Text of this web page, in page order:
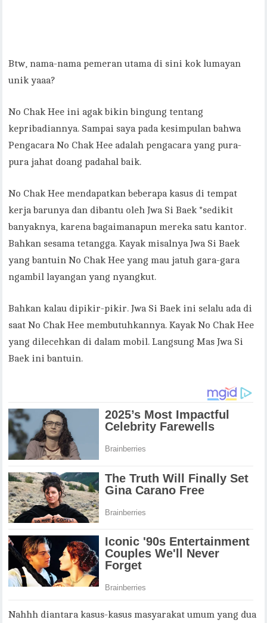
Btw, nama-nama pemeran utama di sini kok lumayan
unik yaaa?
No Chak Hee ini agak bikin bingung tentang
kepribadiannya. Sampai saya pada kesimpulan bahwa
Pengacara No Chak Hee adalah pengacara yang pura-
pura jahat doang padahal baik.
No Chak Hee mendapatkan beberapa kasus di tempat
kerja barunya dan dibantu oleh Jwa Si Baek *sedikit
banyaknya, karena bagaimanapun mereka satu kantor.
Bahkan sesama tetangga. Kayak misalnya Jwa Si Baek
yang bantuin No Chak Hee yang mau jatuh gara-gara
ngambil layangan yang nyangkut.
Bahkan kalau dipikir-pikir. Jwa Si Baek ini selalu ada di
saat No Chak Hee membutuhkannya. Kayak No Chak Hee
yang dilecehkan di dalam mobil. Langsung Mas Jwa Si
Baek ini bantuin.
Nahhh diantara kasus-kasus masyarakat umum yang dua